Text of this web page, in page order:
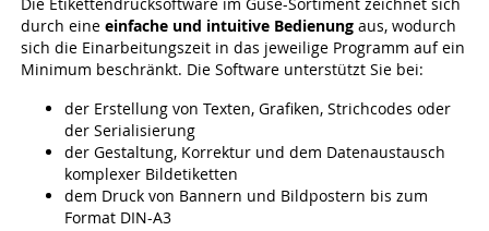
durch eineeinfache und intuitive Bedienung aus, wodurch
sich die Einarbeitungszeit in das jeweilige Programm auf ein
Minimum beschränkt. Die Software unterstützt Sie bei:
der Erstellung von Texten, Grafiken, Strichcodes oder
der Serialisierung
der Gestaltung, Korrektur und dem Datenaustausch
komplexer Bildetiketten
dem Druck von Bannern und Bildpostern bis zum
Format DIN-A3